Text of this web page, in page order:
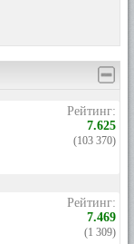
Рейтинг:
7.625
(103 370)
Рейтинг:
7.469
(1 309)